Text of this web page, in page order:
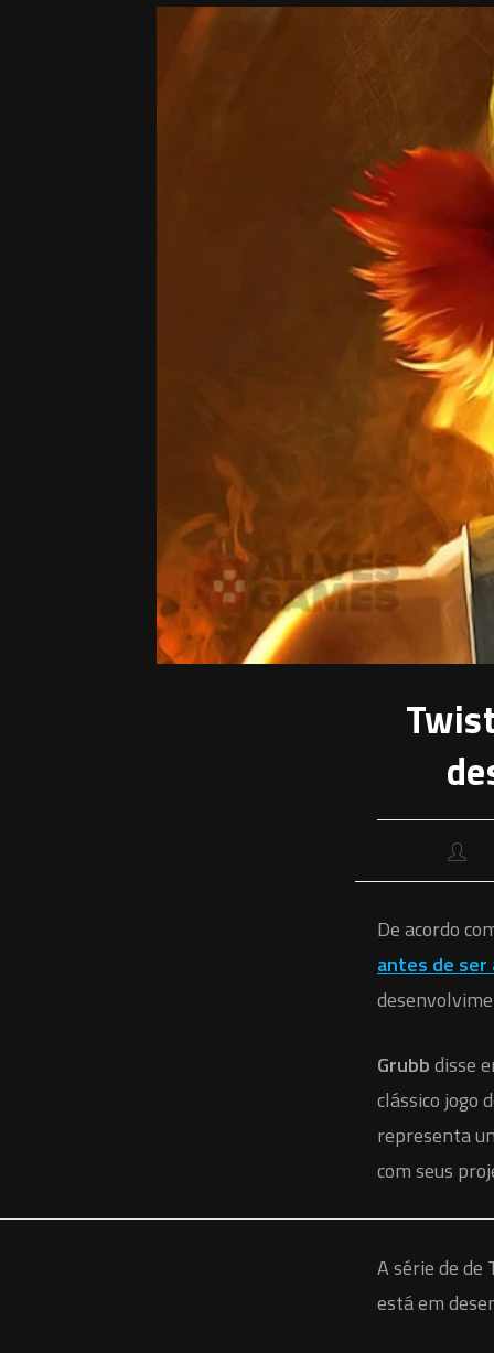
Autor
De acordo
antes de ser
Grubbdisse
clássico jogo
representa
com seus
A série de de
está em